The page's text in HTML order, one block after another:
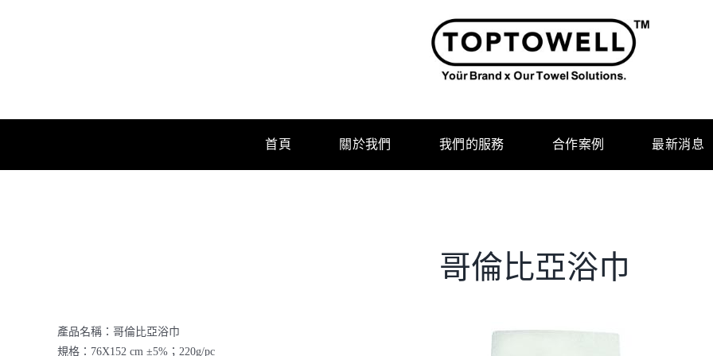
首頁 關於我們 我們的服務 合作案例 最新消息
哥倫比亞浴巾
產品名稱：哥倫比亞浴巾
規格：76X152 cm ±5%；220g/pc